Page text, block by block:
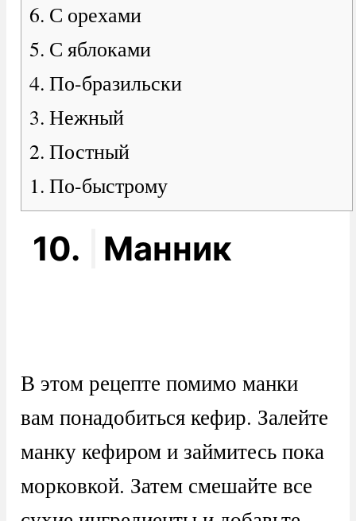
6. С орехами
5. С яблоками
4. По-бразильски
3. Нежный
2. Постный
1. По-быстрому
10. Манник
В этом рецепте помимо манки
вам понадобиться кефир. Залейте
манку кефиром и займитесь пока
морковкой. Затем смешайте все